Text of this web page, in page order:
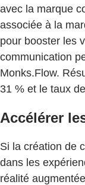
avec la marque
associée à la
pour booster les
communication
Monks.Flow.
31 % et le taux
Accélérer
Si la création de
dans les
réalité